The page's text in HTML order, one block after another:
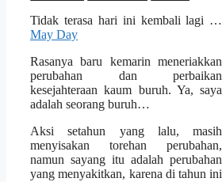
Tidak terasa hari ini kembali lagi …
May Day
Rasanya baru kemarin meneriakkan
perubahan dan perbaikan
kesejahteraan kaum buruh. Ya, saya
adalah seorang buruh…
Aksi setahun yang lalu, masih
menyisakan torehan perubahan,
namun sayang itu adalah perubahan
yang menyakitkan, karena di tahun ini